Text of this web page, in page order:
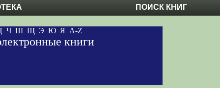
ПОИСК КНИГ
Ч Ш Щ Э Ю Я A-Z
книги